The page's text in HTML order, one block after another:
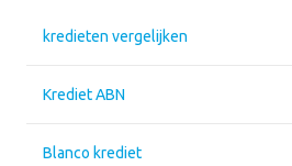
kredieten vergelijken
Krediet ABN
Blanco krediet